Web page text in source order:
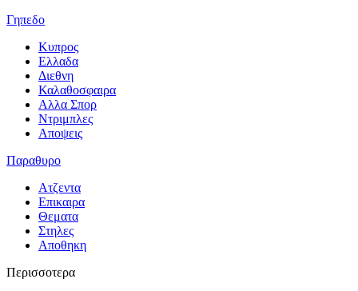
Γηπεδο
Κυπρος
Ελλαδα
Διεθνη
Καλαθοσφαιρα
Αλλα Σπορ
Ντριμπλες
Αποψεις
Παραθυρο
Ατζεντα
Επικαιρα
Θεματα
Στηλες
Αποθηκη
Περισσοτερα